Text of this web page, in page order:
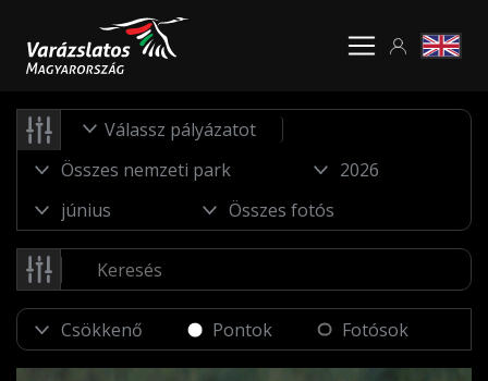
Válassz pályázatot
Pontok Fotósok